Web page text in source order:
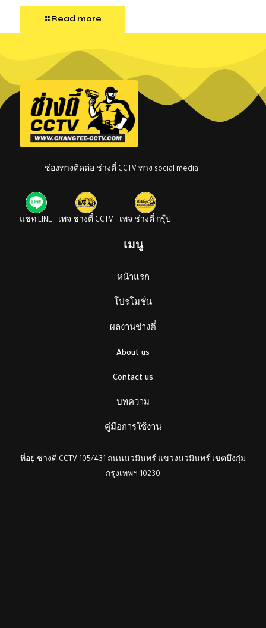
Read more
ช่องทางติดต่อ ช่างตี๋ CCTV ทาง social media
แชท LINE เพจ ช่างตี๋ CCTV เพจ ช่างตี๋ กรุ๊ป
เมนู
หน้าแรก
โปรโมชั่น
ผลงานช่างตี๋
About us
Contact us
บทความ
คู่มือการใช้งาน
ที่อยู่ ช่างตี๋ CCTV 105/431 ถนนนวมินทร์ แขวงนวมินทร์ เขตบึงกุ่ม
กรุงเทพฯ 10230